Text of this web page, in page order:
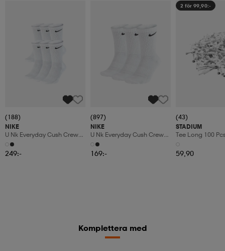
(188)
NIKE
U Nk Everyday Cush Crew
6pr-Bd
249:-
(897)
NIKE
U Nk Everyday Cush Crew
3pr
169:-
2 för 99,90:-
(43)
STADIUM
Tee Long 100
59,90
Komplettera med